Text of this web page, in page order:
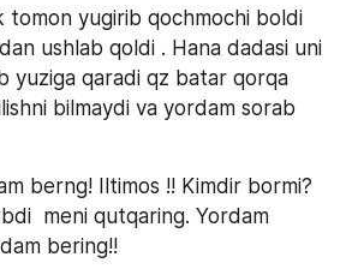
tomon yugirib qochmochi boldi
ushlab qoldi . Hana dadasi uni
yuziga qaradi qz batar qorqa
bilmaydi va yordam sorab
berng! Iltimos !! Kimdir bormi?
meni qutqaring. Yordam
bering!!